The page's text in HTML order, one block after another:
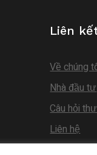
Liên
Về chúng
Nhà đầu tư
Câu hỏi
Liên hệ